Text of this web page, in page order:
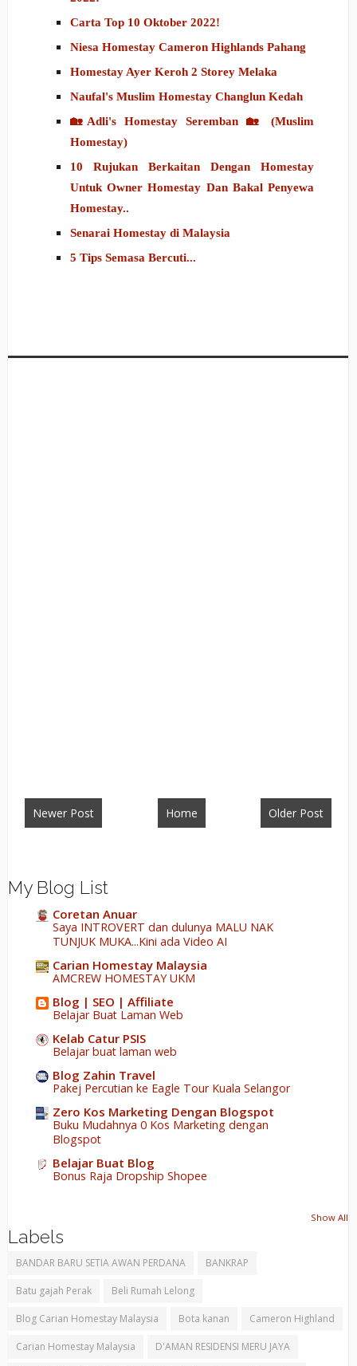
Carta Top 10 Oktober 2022!
Niesa Homestay Cameron Highlands Pahang
Homestay Ayer Keroh 2 Storey Melaka
Naufal's Muslim Homestay Changlun Kedah
🏡Adli's Homestay Seremban 🏡 (Muslim
Homestay)
10 Rujukan Berkaitan Dengan Homestay
Untuk Owner Homestay Dan Bakal Penyewa
Homestay..
Senarai Homestay di Malaysia
5 Tips Semasa Bercuti...
Newer Post Older Post
Home
My Blog List
Coretan Anuar
Saya INTROVERT dan dulunya MALU NAK
TUNJUK MUKA...Kini ada Video AI
Carian Homestay Malaysia
AMCREW HOMESTAY UKM
Blog | SEO | Affiliate
Belajar Buat Laman Web
Kelab Catur PSIS
Belajar buat laman web
Blog Zahin Travel
Pakej Percutian ke Eagle Tour Kuala Selangor
Zero Kos Marketing Dengan Blogspot
Buku Mudahnya 0 Kos Marketing dengan
Blogspot
Belajar Buat Blog
Bonus Raja Dropship Shopee
Show All
Labels
BANDAR BARU SETIA AWAN PERDANA BANKRAP
Batu gajah Perak Beli Rumah Lelong
Blog Carian Homestay Malaysia Bota kanan Cameron Highland
Carian Homestay Malaysia D'AMAN RESIDENSI MERU JAYA